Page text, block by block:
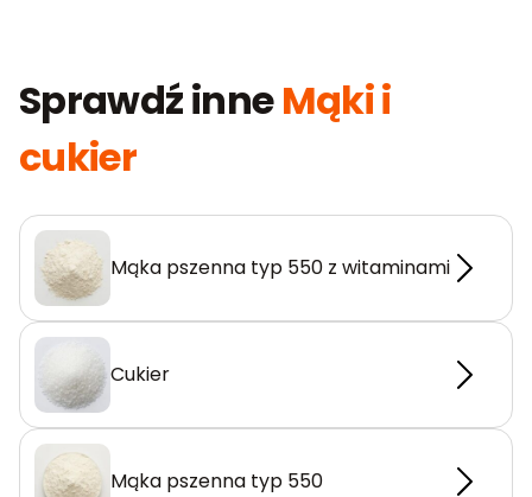
Sprawdź inneMąki i
cukier
Mąka pszenna typ 550 z witaminami
Cukier
Mąka pszenna typ 550